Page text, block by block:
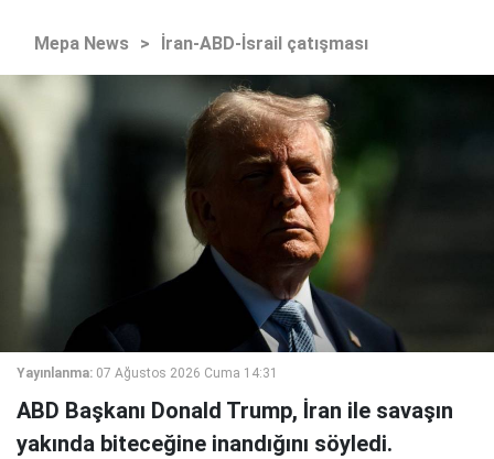
Mepa News > İran-ABD-İsrail çatışması
Yayınlanma: 07 Ağustos 2026 Cuma 14:31
ABD Başkanı Donald Trump, İran ile savaşın
yakında biteceğine inandığını söyledi.